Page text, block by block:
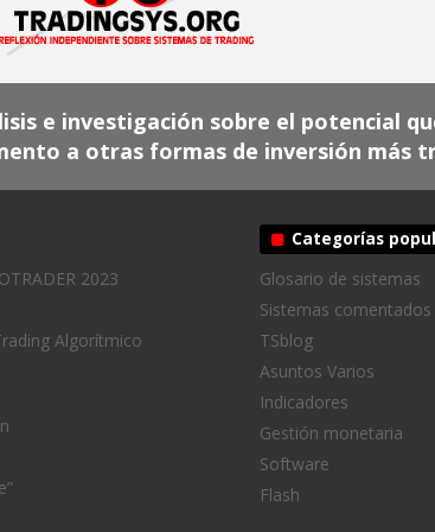
e investigación sobre el potencial
a otras formas de inversión más
2023
Algorítmico
Categorías
Glosario de sistemas
Sistemas comentados
TSblog
Asuntos Varios
Indicadores
Gestión monetaria
Software
Flash